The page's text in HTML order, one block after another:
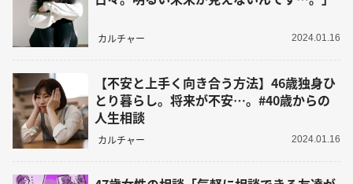
カルチャー 2024.01.16
【不安と上手く向き合う方法】46歳独身ひ
とり暮らし。将来が不安…。#40歳からの
人生相談
カルチャー 2024.01.16